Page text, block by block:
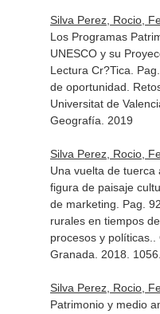
Silva Perez, Rocio,
Los Programas
UNESCO y su
Lectura Cr?Tica.
de oportunidad.
Universitat de
Geografía. 2019
Silva Perez, Rocio,
Una vuelta de tuerca
figura de paisaje
de marketing. Pag.
rurales en tiempos
procesos y políticas.
Granada. 2018.
Silva Perez, Rocio,
Patrimonio y medio